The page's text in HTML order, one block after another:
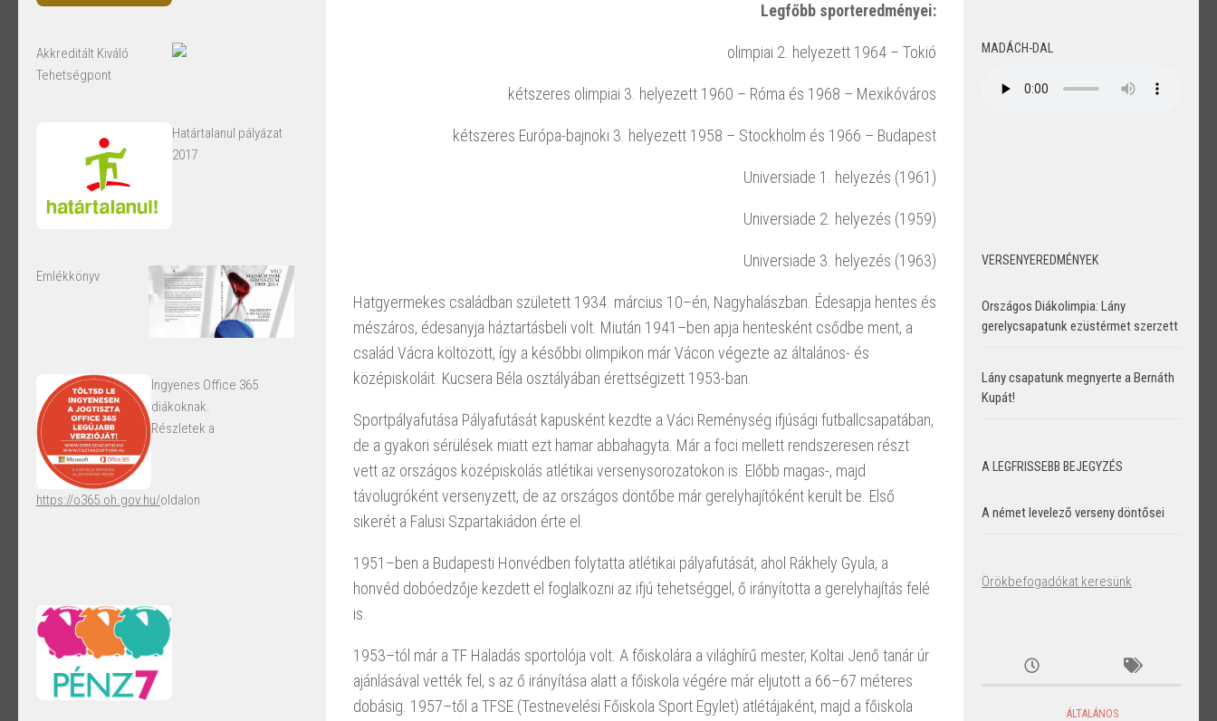
Legfőbb sporteredményei:
olimpiai 2. helyezett 1964 – Tokió
kétszeres olimpiai 3. helyezett 1960 – Róma és 1968 – Mexikóváros
kétszeres Európa-bajnoki 3. helyezett 1958 – Stockholm és 1966 – Budapest
Universiade 1. helyezés (1961)
Universiade 2. helyezés (1959)
Universiade 3. helyezés (1963)
Hatgyermekes családban született 1934. március 10–én, Nagyhalászban. Édesapja hentes és
mészáros, édesanyja háztartásbeli volt. Miután 1941–ben apja hentesként csődbe ment, a
család Vácra költözött, így a későbbi olimpikon már Vácon végezte az általános- és
középiskoláit. Kucsera Béla osztályában érettségizett 1953-ban.
Sportpályafutása Pályafutását kapusként kezdte a Váci Reménység ifjúsági futballcsapatában,
de a gyakori sérülések miatt ezt hamar abbahagyta. Már a foci mellett rendszeresen részt
vett az országos középiskolás atlétikai versenysorozatokon is. Előbb magas-, majd
távolugróként versenyzett, de az országos döntőbe már gerelyhajítóként került be. Első
sikerét a Falusi Szpartakiádon érte el.
1951–ben a Budapesti Honvédben folytatta atlétikai pályafutását, ahol Rákhely Gyula, a
honvéd dobóedzője kezdett el foglalkozni az ifjú tehetséggel, ő irányította a gerelyhajítás felé
is.
1953–tól már a TF Haladás sportolója volt. A főiskolára a világhírű mester, Koltai Jenő tanár úr
ajánlásával vették fel, s az ő irányítása alatt a főiskola végére már eljutott a 66–67 méteres
dobásig. 1957–től a TFSE (Testnevelési Főiskola Sport Egylet) atlétájaként, majd a főiskola
Akkreditált Kiváló
Tehetségpont
Határtalanul pályázat
2017
Emlékkönyv
Ingyenes Office 365
diákoknak.
Részletek a
https://o365.oh.gov.hu/oldalon
MADÁCH-DAL
VERSENYEREDMÉNYEK
Országos Diákolimpia: Lány
gerelycsapatunk ezüstérmet szerzett
Lány csapatunk megnyerte a Bernáth
Kupát!
A LEGFRISSEBB BEJEGYZÉS
A német levelező verseny döntősei
Örökbefogadókat keresünk
ÁLTALÁNOS